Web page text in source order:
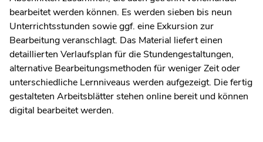
bearbeitet werden können. Es werden sieben bis neun
Unterrichtsstunden sowie ggf. eine Exkursion zur
Bearbeitung veranschlagt. Das Material liefert einen
detaillierten Verlaufsplan für die Stundengestaltungen,
alternative Bearbeitungsmethoden für weniger Zeit oder
unterschiedliche Lernniveaus werden aufgezeigt. Die fertig
gestalteten Arbeitsblätter stehen online bereit und können
digital bearbeitet werden.